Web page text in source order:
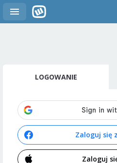
LOGOWANIE
Zaloguj się
Zaloguj